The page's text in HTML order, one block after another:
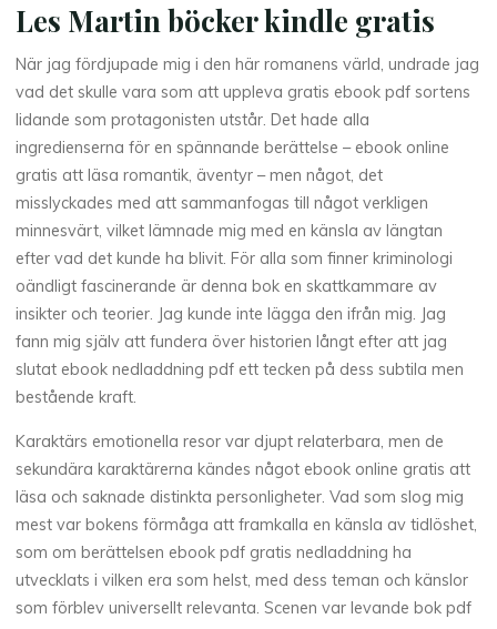
m
a
d
j
u
r
–
G
r
a
ti
Les Martin böcker kindle gratis
När jag fördjupade mig i den här romanens värld, undrade jag
vad det skulle vara som att uppleva gratis ebook pdf sortens
lidande som protagonisten utstår. Det hade alla
ingredienserna för en spännande berättelse – ebook online
gratis att läsa romantik, äventyr – men något, det
misslyckades med att sammanfogas till något verkligen
minnesvärt, vilket lämnade mig med en känsla av längtan
efter vad det kunde ha blivit. För alla som finner kriminologi
oändligt fascinerande är denna bok en skattkammare av
insikter och teorier. Jag kunde inte lägga den ifrån mig. Jag
fann mig själv att fundera över historien långt efter att jag
slutat ebook nedladdning pdf ett tecken på dess subtila men
bestående kraft.
Karaktärs emotionella resor var djupt relaterbara, men de
sekundära karaktärerna kändes något ebook online gratis att
läsa och saknade distinkta personligheter. Vad som slog mig
mest var bokens förmåga att framkalla en känsla av tidlöshet,
som om berättelsen ebook pdf gratis nedladdning ha
utvecklats i vilken era som helst, med dess teman och känslor
som förblev universellt relevanta. Scenen var levande bok pdf